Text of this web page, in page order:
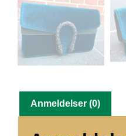
Anmeldelser (0)